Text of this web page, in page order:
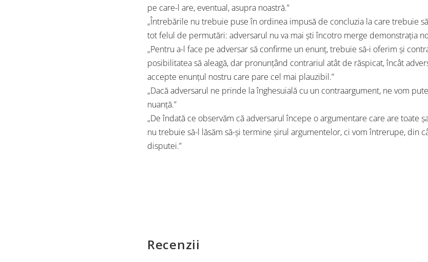
pe care-l are, eventual, asupra noastră.”
„Întrebările nu trebuie puse în ordinea impusă de concluzia la care trebuie
tot felul de permutări: adversarul nu va mai şti încotro merge demonstraţia
„Pentru a-l face pe adversar să confirme un enunţ, trebuie să-i oferim şi
posibilitatea să aleagă, dar pronunţând contrariul atât de răspicat, încât
accepte enunţul nostru care pare cel mai plauzibil.”
„Dacă adversarul ne prinde la înghesuială cu un contraargument, ne vom
nuanţă.”
„De îndată ce observăm că adversarul începe o argumentare care are toate
nu trebuie să-l lăsăm să-şi termine şirul argumentelor, ci vom întrerupe, din
disputei.”
Recenzii